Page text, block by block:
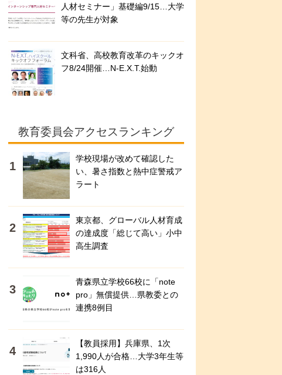
人材セミナー」基礎編9/15…大学
等の先生が対象
文科省、高校教育改革のキックオ
フ8/24開催…N-E.X.T.始動
教育委員会アクセスランキング
学校現場が改めて確認した
い、暑さ指数と熱中症警戒ア
ラート
東京都、グローバル人材育成
の達成度「総じて高い」小中
高生調査
青森県立学校66校に「note
pro」無償提供…県教委との
連携8例目
【教員採用】兵庫県、1次
1,990人が合格…大学3年生等
は316人